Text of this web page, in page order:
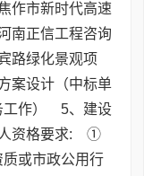
作市新时代高速
南正信工程咨询
路绿化景观项
案设计（中标单
工作） 5、建设
人资格要求: ①
或市政公用行